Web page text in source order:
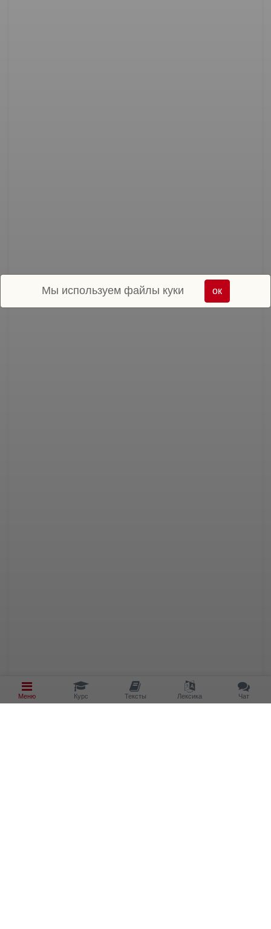
Меню Курс Тексты Лексика Чат
Мы используем файлы куки ок